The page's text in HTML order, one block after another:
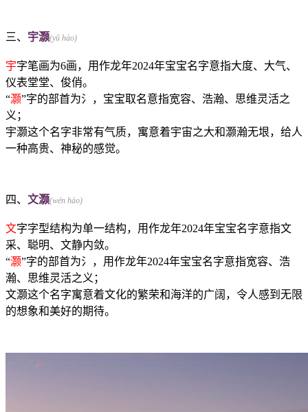
三、 宇灏(yǔ hào)
宇字笔画为6画，用作龙年2024年宝宝名字意指大度、大气、
仪表堂堂、俊俏。
“灏”字的部首为氵，宝宝取名意指宽容、浩瀚、思维灵活之
义；
宇灏这个名字非常有气质，寓意着宇宙之大和灏瀚无垠，给人
一种高贵、神秘的感觉。
四、 文灏(wén hào)
文字字型结构为单一结构，用作龙年2024年宝宝名字意指文
采、聪明、文静内敛。
“灏”字的部首为氵，用作龙年2024年宝宝名字意指宽容、浩
瀚、思维灵活之义；
文灏这个名字寓意着文化的繁荣和海洋的广阔，令人感到无限
的想象和美好的期待。